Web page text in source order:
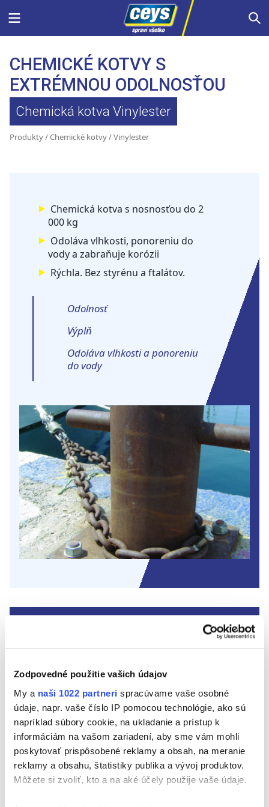
Zodpovedné použitie vašich údajov
My a naši 1022 partneri spracúvame vaše osobné
údaje, napr. vaše číslo IP pomocou technológie, ako sú
napríklad súbory cookie, na ukladanie a prístup k
informáciám na vašom zariadení, aby sme vám mohli
poskytovať prispôsobené reklamy a obsah, na meranie
reklamy a obsahu, štatistiky publika a vývoj produktov.
Môžete si zvoliť, kto a na aké účely použije vaše údaje.
Menu
CHEMICKÉ KOTVY S
EXTRÉMNOU ODOLNOSŤOU
Chemická kotva Vinylester
Produkty/Chemické kotvy/ Vinylester
Chemická kotva s nosnosťou do 2
000 kg
Odoláva vlhkosti, ponoreniu do
vody a zabraňuje korózii
Rýchla. Bez styrénu a ftalátov.
Odolnosť
Výplň
Odoláva vlhkosti a ponoreniu
do vody